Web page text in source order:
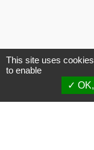
© Optique
This site uses
to enable
✓ OK,